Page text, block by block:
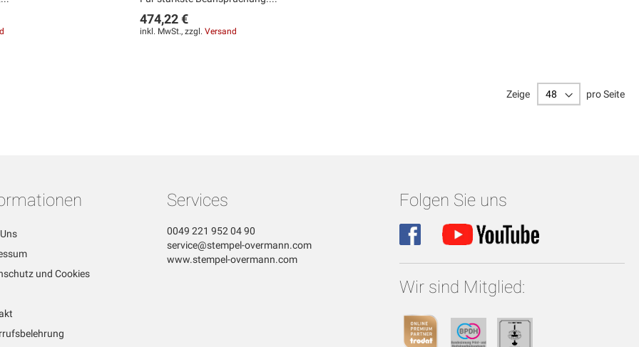
474,22 €
inkl. MwSt., zzgl. Versand
Zeige pro Seite
und Cookies
Services
0049 221 952 04 90
service@stempel-overmann.com
www.stempel-overmann.com
Folgen Sie uns
Wir sind Mitglied: